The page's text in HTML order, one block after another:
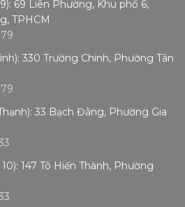
69 Liên Phường, Khu phố 6,
TPHCM
330 Trường Chinh, Phường Tân
33 Bạch Đằng, Phường Gia
147 Tô Hiến Thành, Phường